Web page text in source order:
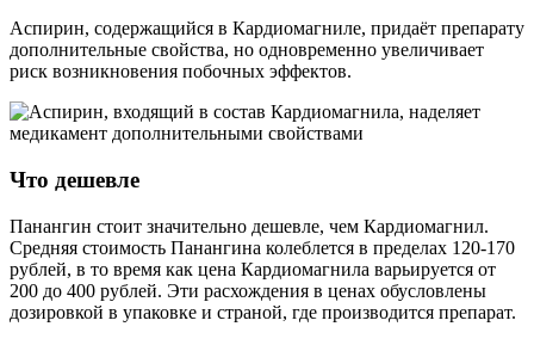
Аспирин, содержащийся в Кардиомагниле, придаёт препарату
дополнительные свойства, но одновременно увеличивает
риск возникновения побочных эффектов.
Что дешевле
Панангин стоит значительно дешевле, чем Кардиомагнил.
Средняя стоимость Панангина колеблется в пределах 120-170
рублей, в то время как цена Кардиомагнила варьируется от
200 до 400 рублей. Эти расхождения в ценах обусловлены
дозировкой в упаковке и страной, где производится препарат.